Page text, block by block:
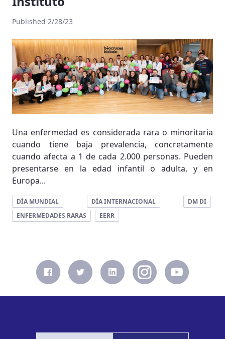
Published 2/28/23
Una enfermedad es considerada rara o minoritaria
cuando tiene baja prevalencia, concretamente
cuando afecta a 1 de cada 2.000 personas. Pueden
presentarse en la edad infantil o adulta, y en
Europa...
DÍA MUNDIAL DÍA INTERNACIONAL
DM DI
ENFERMEDADES RARAS
EERR